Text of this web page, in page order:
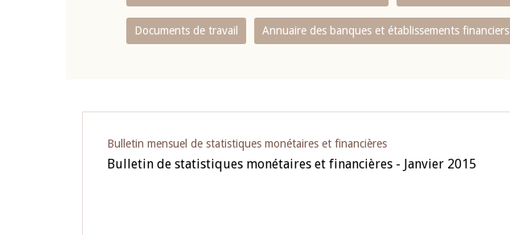
Documents de travail Annuaire des banques et établissements financiers
Bulletin mensuel de statistiques monétaires et financières
Bulletin de statistiques monétaires et financières - Janvier 2015